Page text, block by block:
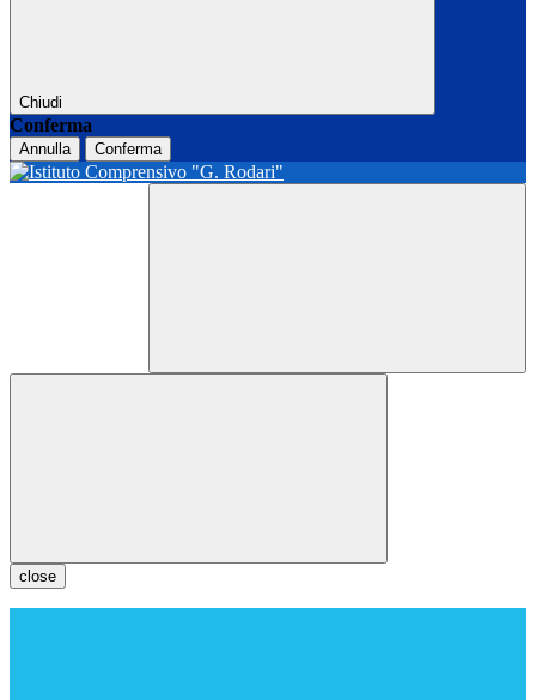
Chiudi
Conferma
Annulla Conferma
close